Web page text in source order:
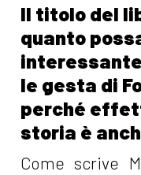
Il titolo del
quanto
le gesta di
perché
storia è
Come scrive